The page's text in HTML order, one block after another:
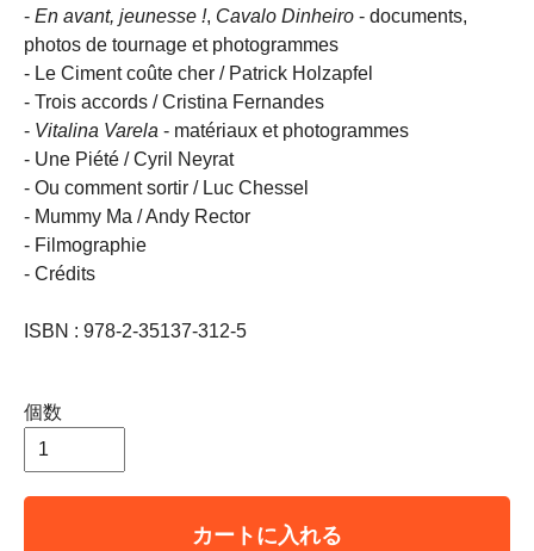
- En avant, jeunesse !, Cavalo Dinheiro - documents,
photos de tournage et photogrammes
- Le Ciment coûte cher / Patrick Holzapfel
- Trois accords / Cristina Fernandes
- Vitalina Varela - matériaux et photogrammes
- Une Piété / Cyril Neyrat
- Ou comment sortir / Luc Chessel
- Mummy Ma / Andy Rector
- Filmographie
- Crédits
ISBN : 978-2-35137-312-5
個数
カートに入れる